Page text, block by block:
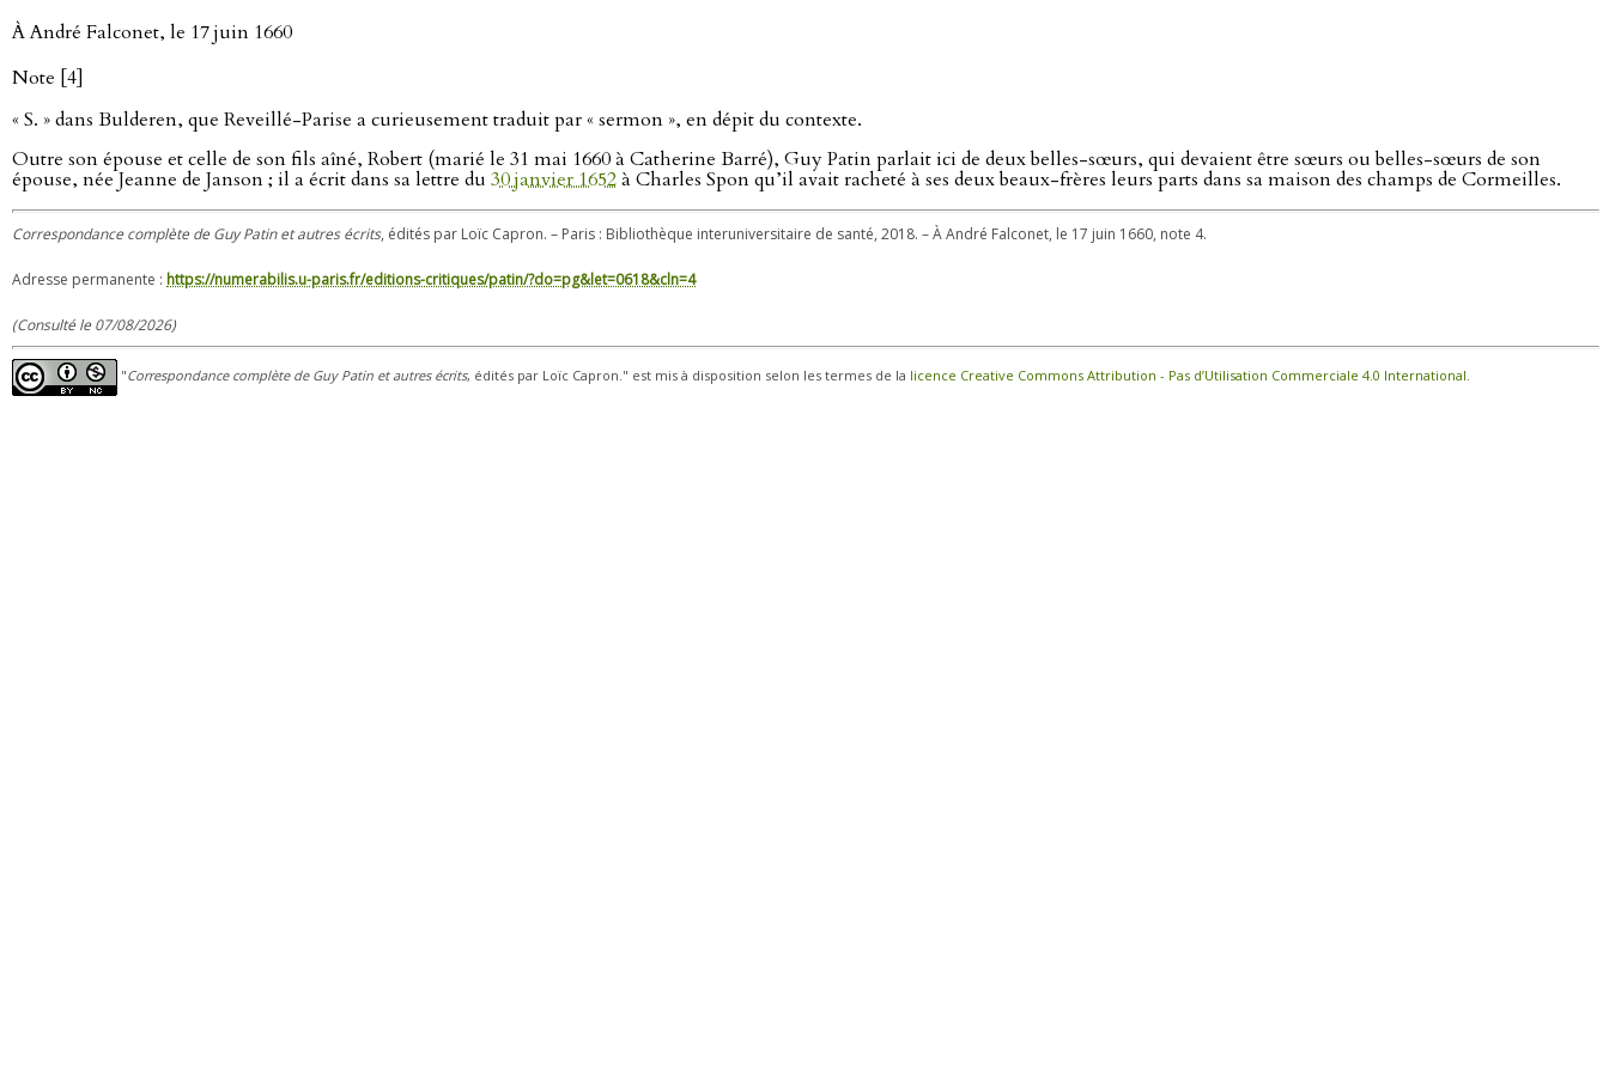
À André Falconet, le 17 juin 1660
Note [4]
« S. » dans Bulderen, que Reveillé-Parise a curieusement traduit par « sermon », en dépit du contexte.
Outre son épouse et celle de son fils aîné, Robert (marié le 31 mai 1660 à Catherine Barré), Guy Patin parlait ici de deux belles-sœurs, qui devaient être sœurs ou belles-sœurs de son
épouse, née Jeanne de Janson ; il a écrit dans sa lettre du 30 janvier 1652à Charles Spon qu’il avait racheté à ses deux beaux-frères leurs parts dans sa maison des champs de Cormeilles.
Correspondance complète de Guy Patin et autres écrits, édités par Loïc Capron. – Paris : Bibliothèque interuniversitaire de santé, 2018. – À André Falconet, le 17 juin 1660, note 4.
Adresse permanente : https://numerabilis.u-paris.fr/editions-critiques/patin/?do=pg&let=0618&cln=4
(Consulté le 07/08/2026)
"Correspondance complète de Guy Patin et autres écrits, édités par Loïc Capron." est mis à disposition selon les termes de la licence Creative Commons Attribution - Pas d’Utilisation Commerciale 4.0 International.